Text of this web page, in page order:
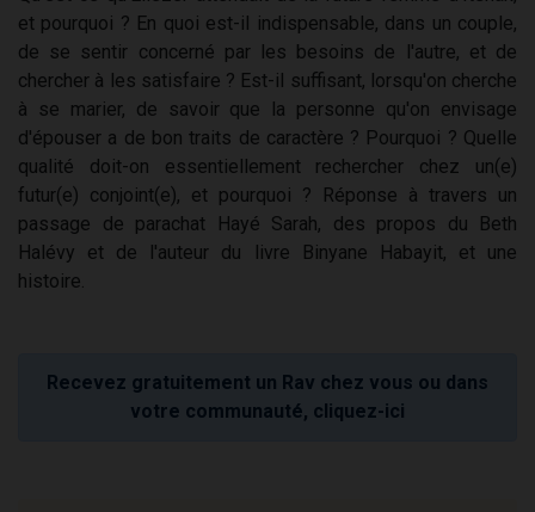
et pourquoi ? En quoi est-il indispensable, dans un couple,
de se sentir concerné par les besoins de l'autre, et de
chercher à les satisfaire ? Est-il suffisant, lorsqu'on cherche
à se marier, de savoir que la personne qu'on envisage
d'épouser a de bon traits de caractère ? Pourquoi ? Quelle
qualité doit-on essentiellement rechercher chez un(e)
futur(e) conjoint(e), et pourquoi ? Réponse à travers un
passage de parachat Hayé Sarah, des propos du Beth
Halévy et de l'auteur du livre Binyane Habayit, et une
histoire.
Recevez gratuitement un Rav chez vous ou dans
votre communauté, cliquez-ici